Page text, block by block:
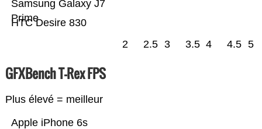
HTC Desire 830
Samsung Galaxy J7
Prime
2 2.5 3 3.5 4 4.5 5
GFXBench T-Rex FPS
Plus élevé = meilleur
Apple iPhone 6s